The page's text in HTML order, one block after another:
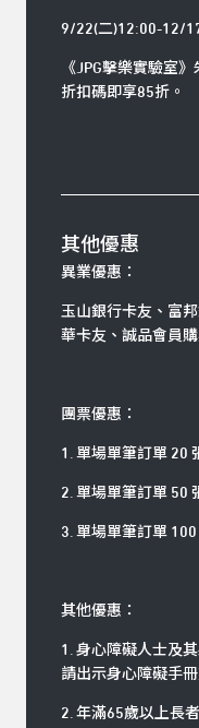
9/22(二)12:00-12/
《JPG擊樂實驗室
折扣碼即享85折。
其他優惠
異業優惠：
玉山銀行卡友、富
華卡友、誠品會員
團票優惠：
1. 單場單筆訂單 20
2. 單場單筆訂單 50
3. 單場單筆訂單
其他優惠：
1. 身心障礙人士及
請出示身心障礙手冊
2. 年滿65歲以上長